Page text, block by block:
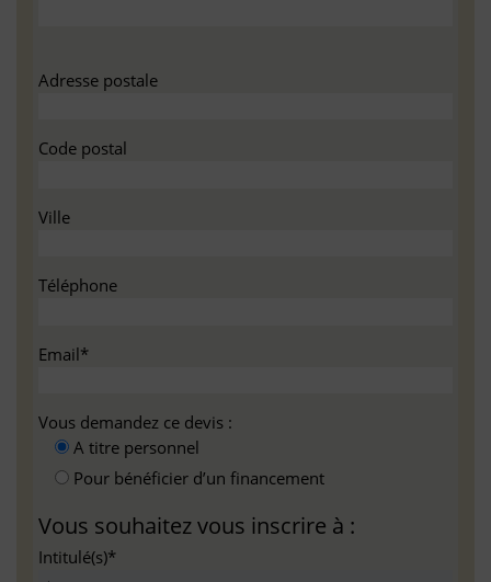
Adresse postale
Code postal
Ville
Téléphone
Email*
Vous demandez ce devis :
A titre personnel
Pour bénéficier d’un financement
Vous souhaitez vous inscrire à :
Intitulé(s)*